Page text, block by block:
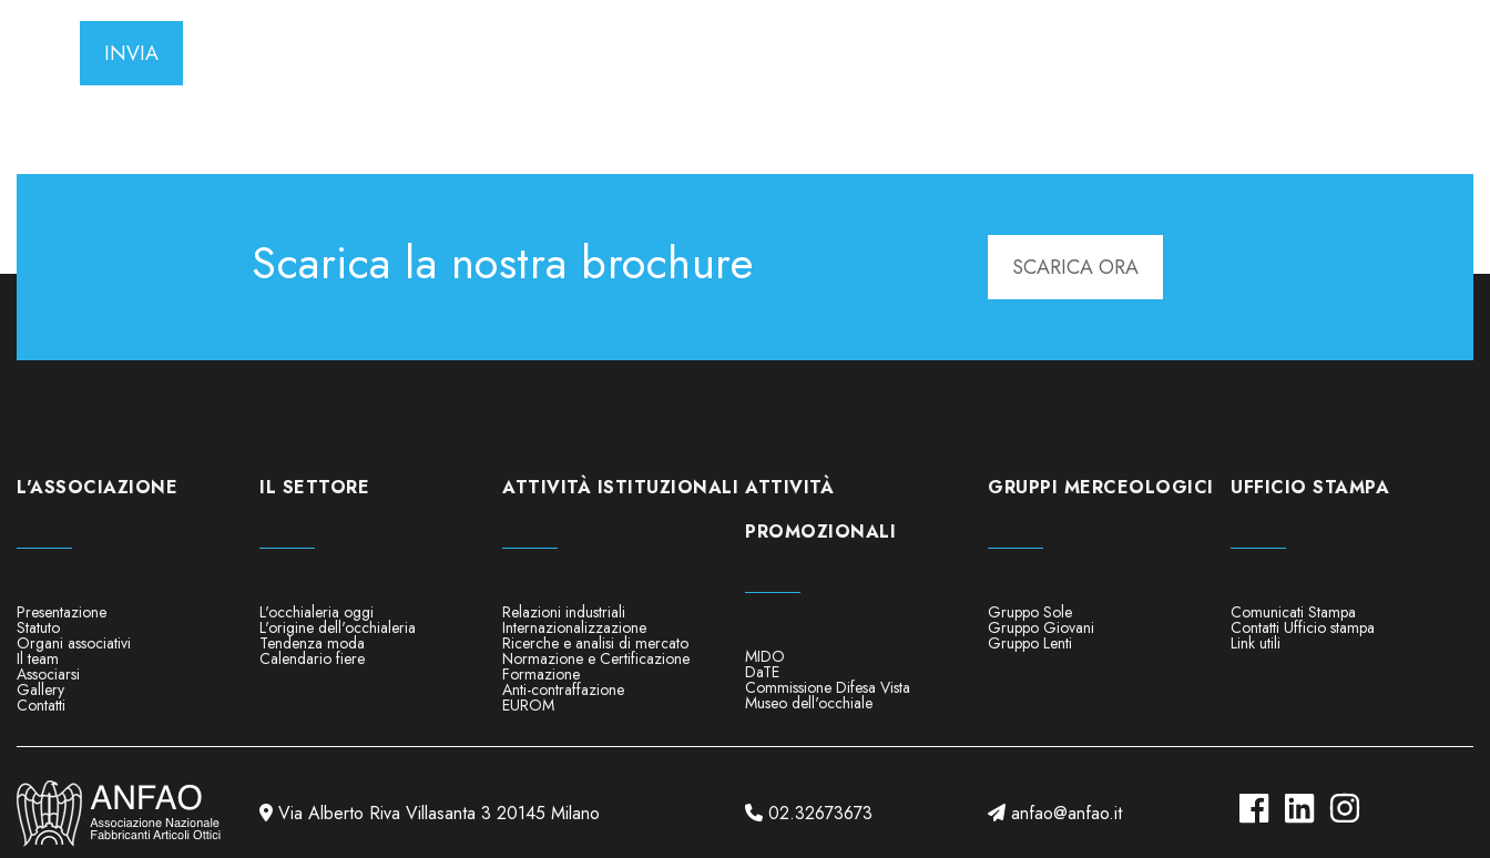
Scarica la nostra brochure SCARICA ORA
L'ASSOCIAZIONE
Presentazione
Statuto
Organi associativi
Il team
Associarsi
Gallery
Contatti
IL SETTORE
L'occhialeria oggi
L'origine dell'occhialeria
Tendenza moda
Calendario fiere
ATTIVITÀ ISTITUZIONALI
Relazioni industriali
Internazionalizzazione
Ricerche e analisi di mercato
Normazione e Certificazione
Formazione
Anti-contraffazione
EUROM
ATTIVITÀ
PROMOZIONALI
MIDO
DaTE
Commissione Difesa Vista
Museo dell'occhiale
GRUPPI MERCEOLOGICI
Gruppo Sole
Gruppo Giovani
Gruppo Lenti
UFFICIO STAMPA
Comunicati Stampa
Contatti Ufficio stampa
Link utili
Via Alberto Riva Villasanta 3 20145 Milano 02.32673673 anfao@anfao.it